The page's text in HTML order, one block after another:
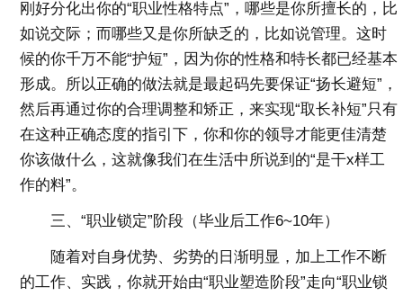
刚好分化出你的“职业性格特点”，哪些是你所擅长的，比
如说交际；而哪些又是你所缺乏的，比如说管理。这时
候的你千万不能“护短”，因为你的性格和特长都已经基本
形成。所以正确的做法就是最起码先要保证“扬长避短”，
然后再通过你的合理调整和矫正，来实现“取长补短”只有
在这种正确态度的指引下，你和你的领导才能更佳清楚
你该做什么，这就像我们在生活中所说到的“是干x样工
作的料”。
三、“职业锁定”阶段（毕业后工作6~10年）
随着对自身优势、劣势的日渐明显，加上工作不断
的工作、实践，你就开始由“职业塑造阶段”走向“职业锁